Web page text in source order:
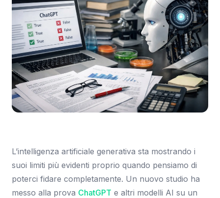
L’intelligenza artificiale generativa sta mostrando i
suoi limiti più evidenti proprio quando pensiamo di
poterci fidare completamente. Un nuovo studio ha
messo alla prova ChatGPT e altri modelli AI su un